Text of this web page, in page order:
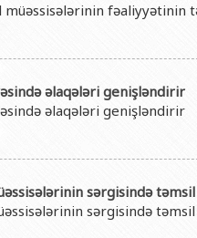
müəssisələrinin fəaliyyətinin
əlaqələri genişləndirir
əlaqələri genişləndirir
sərgisində
sərgisində